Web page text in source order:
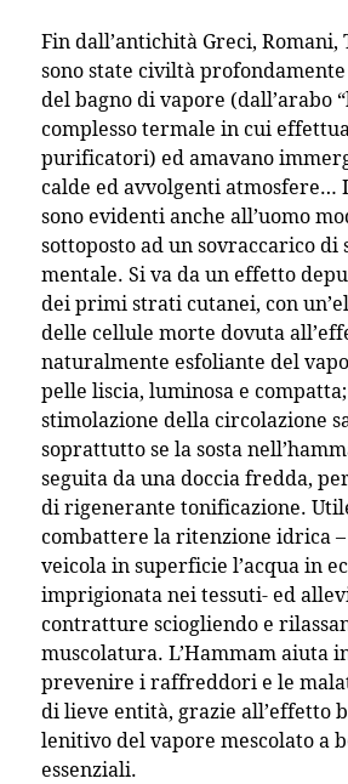
Fin dall’antichità Greci,
sono state civiltà
del bagno di vapore (dall’arabo
complesso termale in cui
purificatori) ed amavano
calde ed avvolgenti atmosfere…
sono evidenti anche all’uomo
sottoposto ad un sovraccarico di
mentale. Si va da un effetto
dei primi strati cutanei, con
delle cellule morte dovuta
naturalmente esfoliante del
pelle liscia, luminosa e
stimolazione della circolazione
soprattutto se la sosta
seguita da una doccia fredda,
di rigenerante tonificazione.
combattere la ritenzione idrica
veicola in superficie l’acqua in
imprigionata nei tessuti- ed
contratture sciogliendo e
muscolatura. L’Hammam aiuta
prevenire i raffreddori e le
di lieve entità, grazie all’effetto
lenitivo del vapore mescolato a
essenziali.